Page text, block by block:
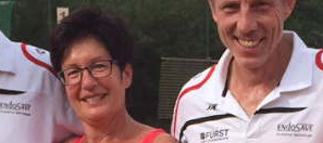
Kraft für neue Konzepte und Innovationen